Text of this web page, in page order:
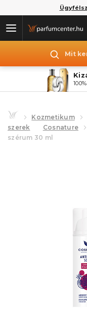
Mit
Kozmetikum
szerek
Cosnature
szérum 30 ml